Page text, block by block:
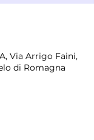
Via Arrigo Faini,
di Romagna